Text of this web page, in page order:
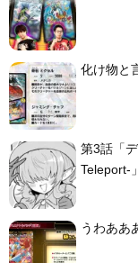
化け物と
第3話「
Teleport-」
うわああ